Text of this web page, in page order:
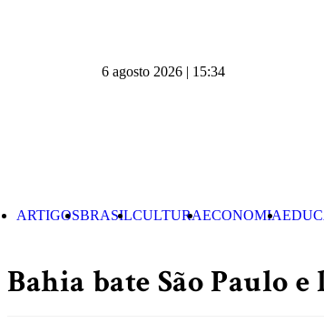
6 agosto 2026 | 15:34
ARTIGOSBRASILCULTURAECONOMIA
Bahia bate São Paulo